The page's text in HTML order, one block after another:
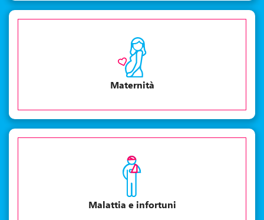
Maternità
Malattia e infortuni